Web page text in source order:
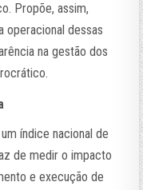
Propõe, assim,
operacional dessas
na gestão dos
índice nacional de
de medir o impacto
e execução de